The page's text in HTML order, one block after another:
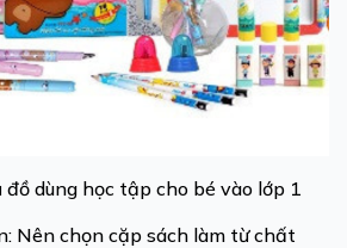
dùng học tập cho bé vào lớp 1
Nên chọn cặp sách làm từ chất